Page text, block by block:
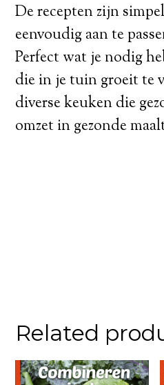
De recepten zijn
eenvoudig aan te
Perfect wat je nodig
die in je tuin groeit te
diverse keuken die
omzet in gezonde
Related